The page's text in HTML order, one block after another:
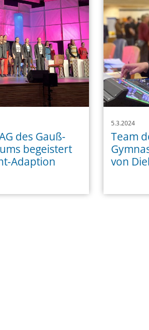
des Gauß-
begeistert
Adaption
5.3.2024
Team
von